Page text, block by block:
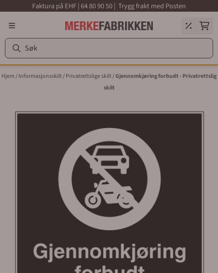
Hopp til innholdFaktura på EHF | 64 80 90 50 | Trygg frakt med Posten
Hjem/Informasjonsskilt/Privatrettslige skilt/Gjennomkjøring forbudt - Privatrettslig
skilt